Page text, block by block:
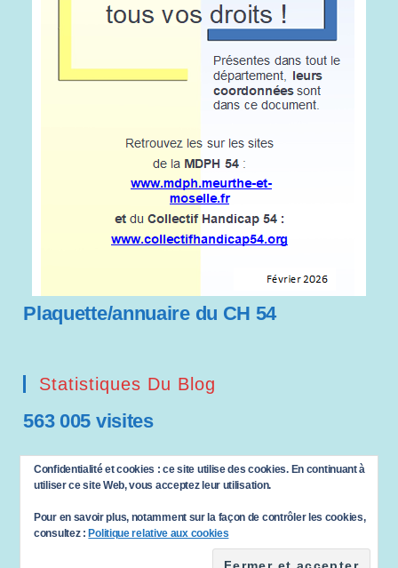
Plaquette/annuaire du CH 54
Statistiques Du Blog
563 005 visites
Saisissez votre adresse e-mail…
ABONNEZ-VOUS
Confidentialité et cookies : ce site utilise des cookies. En continuant à
utiliser ce site Web, vous acceptez leur utilisation.
Pour en savoir plus, notamment sur la façon de contrôler les cookies,
consultez : Politique relative aux cookies